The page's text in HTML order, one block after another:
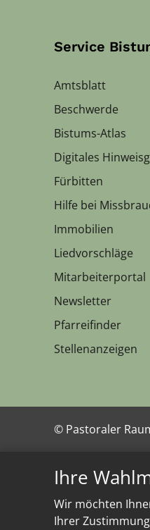
Ihre
Wir möchten
Ihrer
Service
Amtsblatt
Beschwerde
Bistums-Atlas
Digitales
Fürbitten
Hilfe bei
Immobilien
Liedvorschläge
Mitarbeiterportal
Newsletter
Pfarreifinder
Stellenanzeigen
© Pastoraler